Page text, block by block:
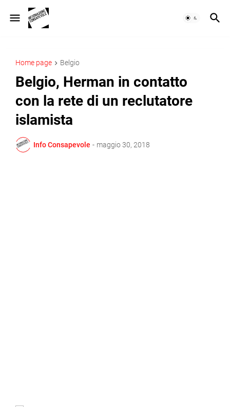
Home page Belgio
Belgio, Herman in contatto
con la rete di un reclutatore
islamista
Info Consapevole - maggio 30, 2018